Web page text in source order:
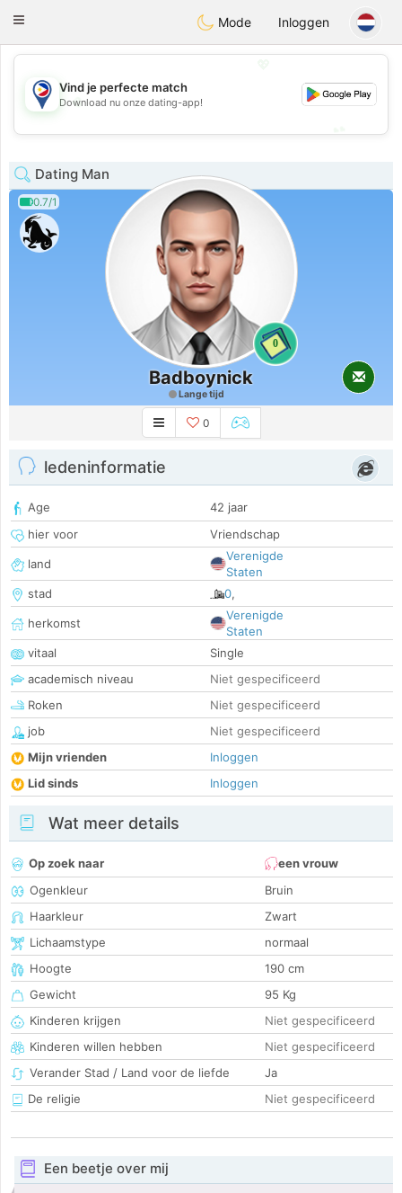
PhilippinesChat
Toggle
Mode Inloggen
💖
💕
Vind je perfecte match
Download nu onze dating-app!
Dating Man
0.7/1
0
Badboynick
Lange tijd
0
ledeninformatie
Age
42 jaar
hier voor
Vriendschap
land
Verenigde
Staten
stad
0,
herkomst
Verenigde
Staten
vitaal
Single
academisch niveau
Niet gespecificeerd
Roken
Niet gespecificeerd
job
Niet gespecificeerd
Mijn vrienden
Inloggen
Lid sinds
Inloggen
Wat meer details
Op zoek naar
een vrouw
Ogenkleur
Bruin
Haarkleur
Zwart
Lichaamstype
normaal
Hoogte
190 cm
Gewicht
95 Kg
Kinderen krijgen
Niet gespecificeerd
Kinderen willen hebben
Niet gespecificeerd
Verander Stad / Land voor de liefde
Ja
De religie
Niet gespecificeerd
Een beetje over mij